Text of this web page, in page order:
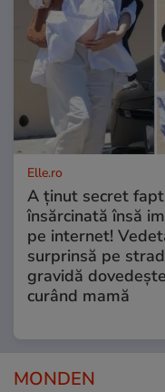
Elle.ro
A ținut secret
însărcinată însă
pe internet!
surprinsă pe
gravidă
curând mamă
MONDEN